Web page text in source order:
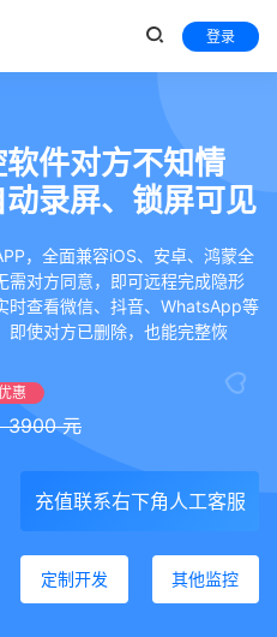
登录
件对方不知情
录屏、锁屏可见
，全面兼容iOS、安卓、鸿蒙全
需对方同意，即可远程完成隐形
时查看微信、抖音、WhatsApp等
即使对方已删除，也能完整恢
惠
3900 元
充值联系右下角人工客服
定制开发 其他监控